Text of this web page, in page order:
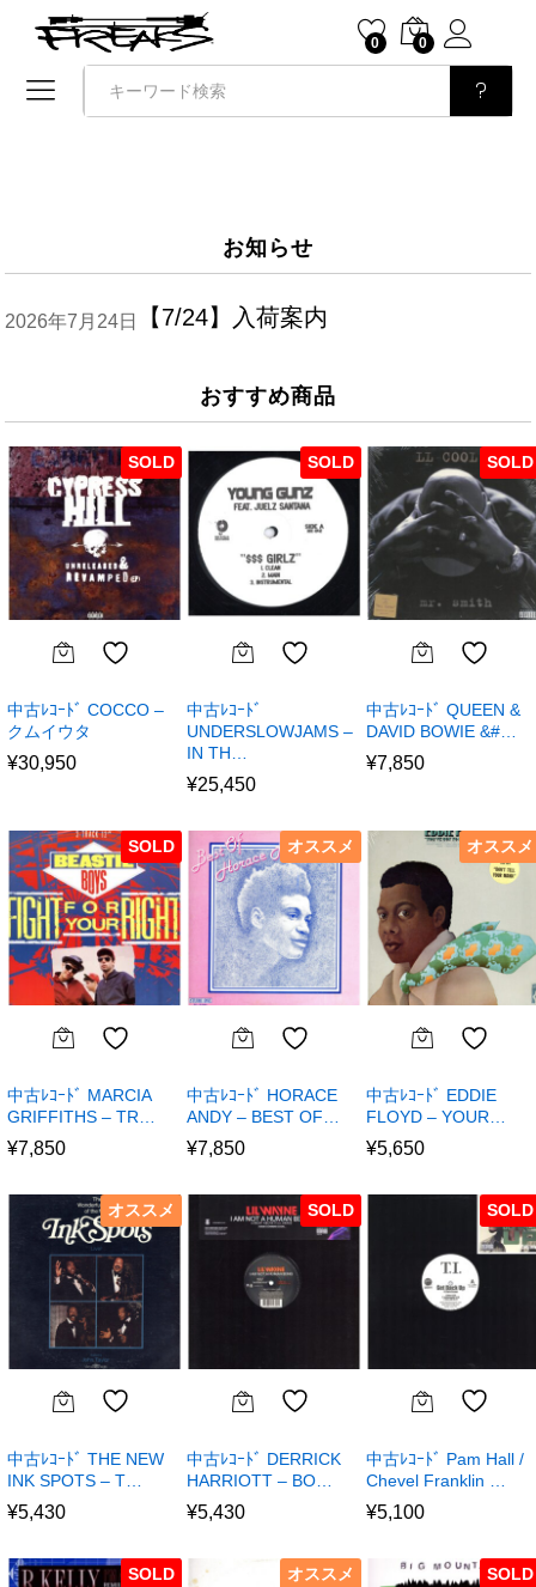
0 0
お知らせ
【7/24】入荷案内
2026年7月24日
おすすめ商品
SOLD
中古ﾚｺｰﾄﾞ COCCO –
クムイウタ
¥30,950
SOLD
中古ﾚｺｰﾄﾞ
UNDERSLOWJAMS –
IN TH…
¥25,450
SOLD
中古ﾚｺｰﾄﾞ QUEEN &
DAVID BOWIE &#…
¥7,850
SOLD
中古ﾚｺｰﾄﾞ MARCIA
GRIFFITHS – TR…
¥7,850
オススメ
中古ﾚｺｰﾄﾞ HORACE
ANDY – BEST OF…
¥7,850
オススメ
中古ﾚｺｰﾄﾞ EDDIE
FLOYD – YOUR…
¥5,650
オススメ
中古ﾚｺｰﾄﾞ THE NEW
INK SPOTS – T…
¥5,430
SOLD
中古ﾚｺｰﾄﾞ DERRICK
HARRIOTT – BO…
¥5,430
SOLD
中古ﾚｺｰﾄﾞ Pam Hall /
Chevel Franklin …
¥5,100
SOLD オススメ SOLD